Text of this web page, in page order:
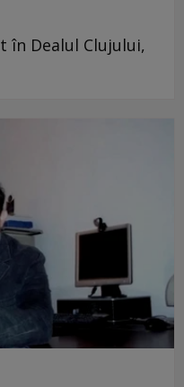
în Dealul Clujului,